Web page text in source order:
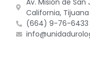
Av. Misión de San
California, Tijuana
(664) 9-76-6433